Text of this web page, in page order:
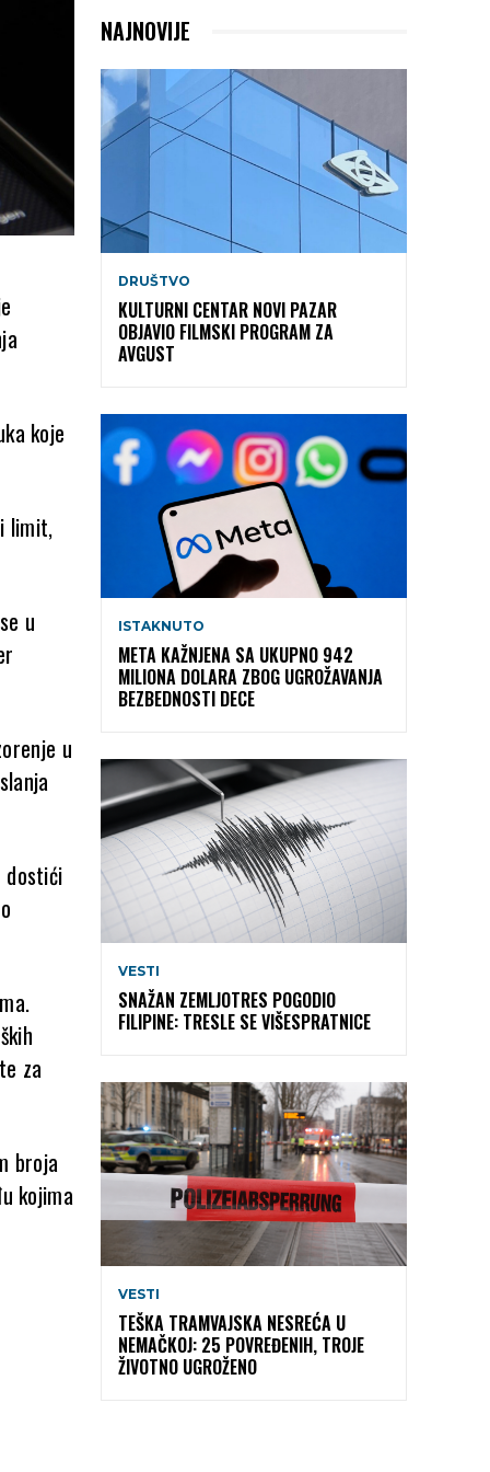
koje
limit,
u
u
dostići
za
broja
kojima
NAJNOVIJE
DRUŠTVO
KULTURNI CENTAR NOVI PAZAR
OBJAVIO FILMSKI PROGRAM ZA
AVGUST
ISTAKNUTO
META KAŽNJENA SA UKUPNO 942
MILIONA DOLARA ZBOG UGROŽAVANJA
BEZBEDNOSTI DECE
VESTI
SNAŽAN ZEMLJOTRES POGODIO
FILIPINE: TRESLE SE VIŠESPRATNICE
VESTI
TEŠKA TRAMVAJSKA NESREĆA U
NEMAČKOJ: 25 POVREĐENIH, TROJE
ŽIVOTNO UGROŽENO